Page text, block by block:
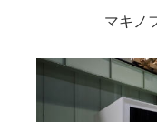
マキノ